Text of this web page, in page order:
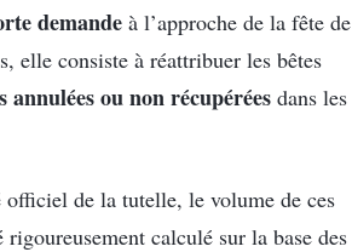
demande à l’approche de la fête de
elle consiste à réattribuer les bêtes
annulées ou non récupérées dans les
de la tutelle, le volume de ces
rigoureusement calculé sur la base des